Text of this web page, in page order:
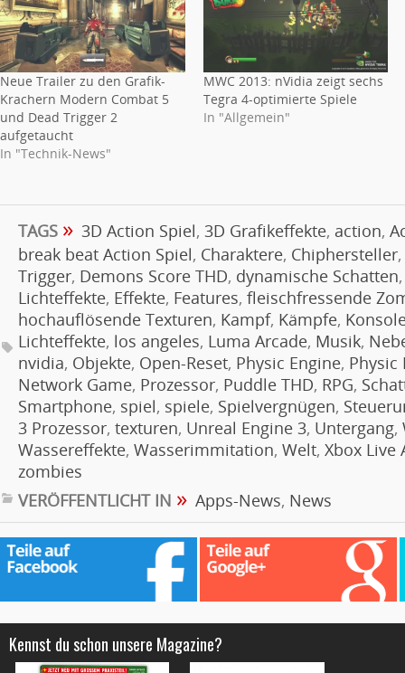
Neue Trailer zu den Grafik-
Krachern Modern Combat 5
und Dead Trigger 2
aufgetaucht
In "Technik-News"
MWC 2013: nVidia zeigt sechs
Tegra 4-optimierte Spiele
In "Allgemein"
TAGS » 3D Action Spiel, 3D Grafikeffekte, action,
break beat Action Spiel, Charaktere, Chiphersteller,
Trigger, Demons Score THD, dynamische Schatten
Lichteffekte, Effekte, Features, fleischfressende
hochauflösende Texturen, Kampf, Kämpfe,
Lichteffekte, los angeles, Luma Arcade, Musik,
nvidia, Objekte, Open-Reset, Physic Engine, Physic
Network Game, Prozessor, Puddle THD, RPG,
Smartphone, spiel, spiele, Spielvergnügen,
3 Prozessor, texturen, Unreal Engine 3, Untergang,
Wassereffekte, Wasserimmitation, Welt, Xbox Live
zombies
VERÖFFENTLICHT IN » Apps-News, News
Kennst du schon unsere Magazine?